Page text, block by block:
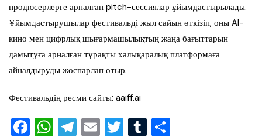
продюсерлерге арналған pitch-сессиялар ұйымдастырылады.
Ұйымдастырушылар фестивальді жыл сайын өткізіп, оны AI-
кино мен цифрлық шығармашылықтың жаңа бағыттарын
дамытуға арналған тұрақты халықаралық платформаға
айналдыруды жоспарлап отыр.
Фестивальдің ресми сайты: aaiff.ai
F W T E T T